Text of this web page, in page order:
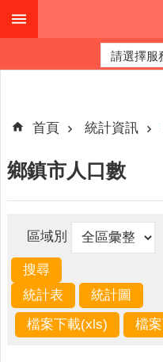
跳到主要內容區塊
階
本
縣
服
務
園
首頁 統計資訊
鄉鎮市人口數
區域別